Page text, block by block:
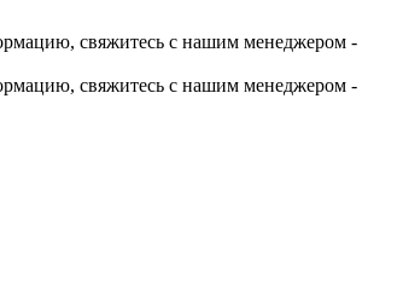
свяжитесь с нашим менеджером -
свяжитесь с нашим менеджером -